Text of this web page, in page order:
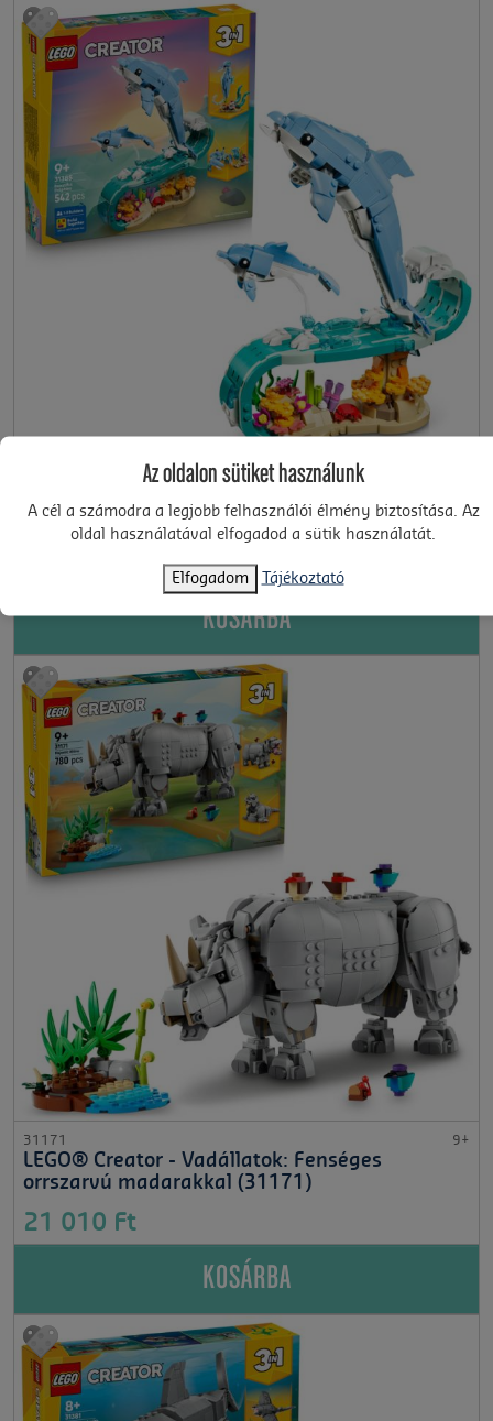
LEGO® Creator - Tengeri állatok: Csodálatos
delfinek (31385)
KOSÁRBA
31171 9+
LEGO® Creator - Vadállatok: Fenséges
orrszarvú madarakkal (31171)
21 010 Ft
KOSÁRBA
Az oldalon sütiket használunk
A cél a számodra a legjobb felhasználói élmény biztosítása. Az
oldal használatával elfogadod a sütik használatát.
Elfogadom Tájékoztató